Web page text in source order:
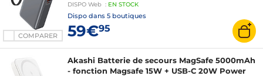
COMPARER
DISPO Web : EN STOCK
Dispo dans 5 boutiques
59€95
Akashi Batterie de secours MagSafe 5000mAh
- fonction Magsafe 15W + USB-C 20W Power